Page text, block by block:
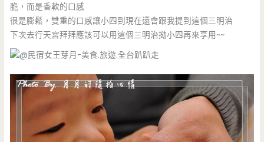
脆，而是香軟的口感
很是膨鬆，雙重的口感讓小四到現在還會跟我提到這個三明治
下次去行天宮拜拜應該可以用這個三明治拗小四再來享用~~